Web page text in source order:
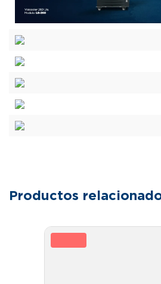
Productos